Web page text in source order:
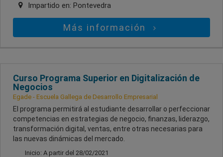
Impartido en: Pontevedra
Más información
Curso Programa Superior en Digitalización de
Negocios
Egade - Escuela Gallega de Desarrollo Empresarial
El programa permitirá al estudiante desarrollar o perfeccionar
competencias en estrategias de negocio, finanzas, liderazgo,
transformación digital, ventas, entre otras necesarias para
las nuevas dinámicas del mercado.
Inicio: A partir del 28/02/2021